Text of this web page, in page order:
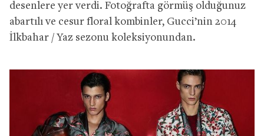
desenlere yer verdi. Fotoğrafta görmüş olduğunuz
abartılı ve cesur floral kombinler, Gucci’nin 2014
İlkbahar / Yaz sezonu koleksiyonundan.